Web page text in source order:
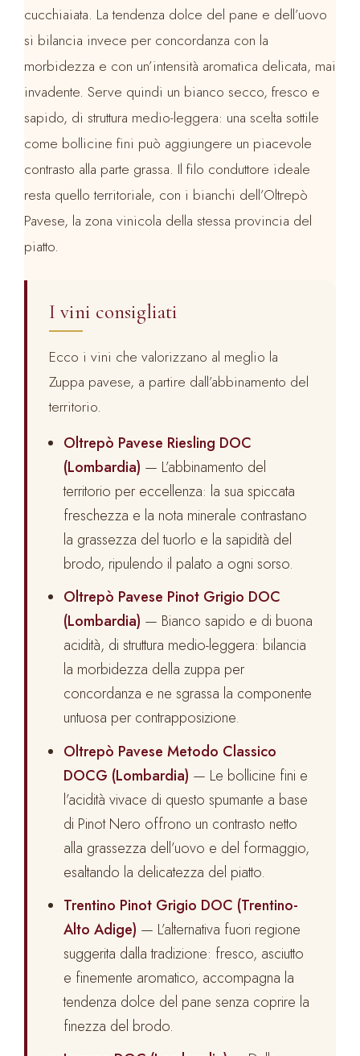
cucchiaiata. La tendenza dolce del pane e dell’uovo
si bilancia invece per concordanza con la
morbidezza e con un’intensità aromatica delicata, mai
invadente. Serve quindi un bianco secco, fresco e
sapido, di struttura medio-leggera: una scelta sottile
come bollicine fini può aggiungere un piacevole
contrasto alla parte grassa. Il filo conduttore ideale
resta quello territoriale, con i bianchi dell’Oltrepò
Pavese, la zona vinicola della stessa provincia del
piatto.
I vini consigliati
Ecco i vini che valorizzano al meglio la
Zuppa pavese, a partire dall’abbinamento del
territorio.
Oltrepò Pavese Riesling DOC
(Lombardia) — L’abbinamento del
territorio per eccellenza: la sua spiccata
freschezza e la nota minerale contrastano
la grassezza del tuorlo e la sapidità del
brodo, ripulendo il palato a ogni sorso.
Oltrepò Pavese Pinot Grigio DOC
(Lombardia) — Bianco sapido e di buona
acidità, di struttura medio-leggera: bilancia
la morbidezza della zuppa per
concordanza e ne sgrassa la componente
untuosa per contrapposizione.
Oltrepò Pavese Metodo Classico
DOCG (Lombardia) — Le bollicine fini e
l’acidità vivace di questo spumante a base
di Pinot Nero offrono un contrasto netto
alla grassezza dell’uovo e del formaggio,
esaltando la delicatezza del piatto.
Trentino Pinot Grigio DOC (Trentino-
Alto Adige) — L’alternativa fuori regione
suggerita dalla tradizione: fresco, asciutto
e finemente aromatico, accompagna la
tendenza dolce del pane senza coprire la
finezza del brodo.